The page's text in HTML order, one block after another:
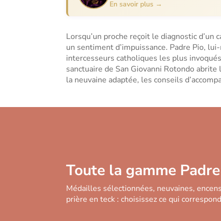
En savoir plus →
Lorsqu’un proche reçoit le diagnostic d’un
un sentiment d’impuissance. Padre Pio,
intercesseurs catholiques les plus
sanctuaire de San Giovanni Rotondo
la neuvaine adaptée, les conseils
Toute la gamme
Médailles sélectionnées, neuvaines,
prière en teck : choisissez ce qui